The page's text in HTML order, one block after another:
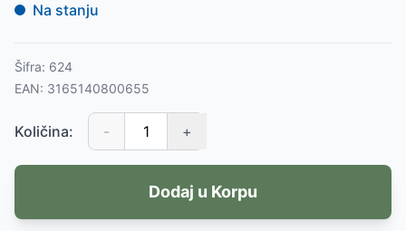
Na stanju
Šifra: 624
EAN: 3165140800655
Količina: - +
Dodaj u Korpu